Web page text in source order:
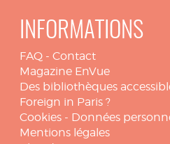
INFORMATIONS
FAQ - Contact
Magazine EnVue
Des bibliothèques
Foreign in Paris ?
Cookies - Données
Mentions légales